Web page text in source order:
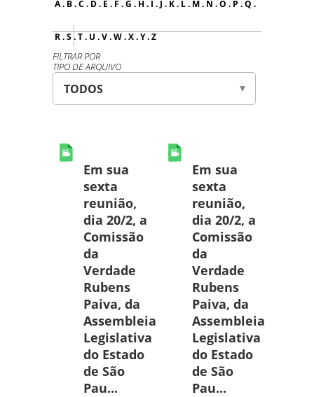
A. B.C . D. E . F .G . H. I . J . K. L. M. N .O . P .Q .
R.S .T. U .V.W.X.Y.Z
FILTRAR POR
TIPO DE ARQUIVO
Em sua
sexta
reunião,
dia 20/2, a
Comissão
da
Verdade
Rubens
Paiva, da
Assembleia
Legislativa
do Estado
de São
Pau...
Em sua
sexta
reunião,
dia 20/2, a
Comissão
da
Verdade
Rubens
Paiva, da
Assembleia
Legislativa
do Estado
de São
Pau...